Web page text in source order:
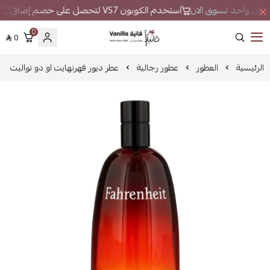
مكان واحد تسوق الان استخدم الكوبون VS7 لتحصل على خصم إضافي
فانيلا
0
0
الرئيسية العطور عطور رجالية عطر ديور فهرنهايت او دو تواليت